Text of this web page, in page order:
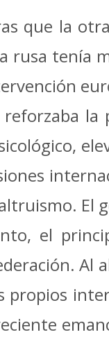
que la
rusa tenía
la
El
el
Al